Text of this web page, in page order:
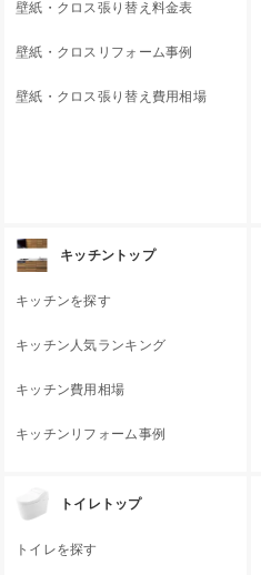
壁紙・クロス張り替え料金表
壁紙・クロスリフォーム事例
壁紙・クロス張り替え費用相場
キッチントップ
キッチンを探す
キッチン人気ランキング
キッチン費用相場
キッチンリフォーム事例
トイレトップ
トイレを探す